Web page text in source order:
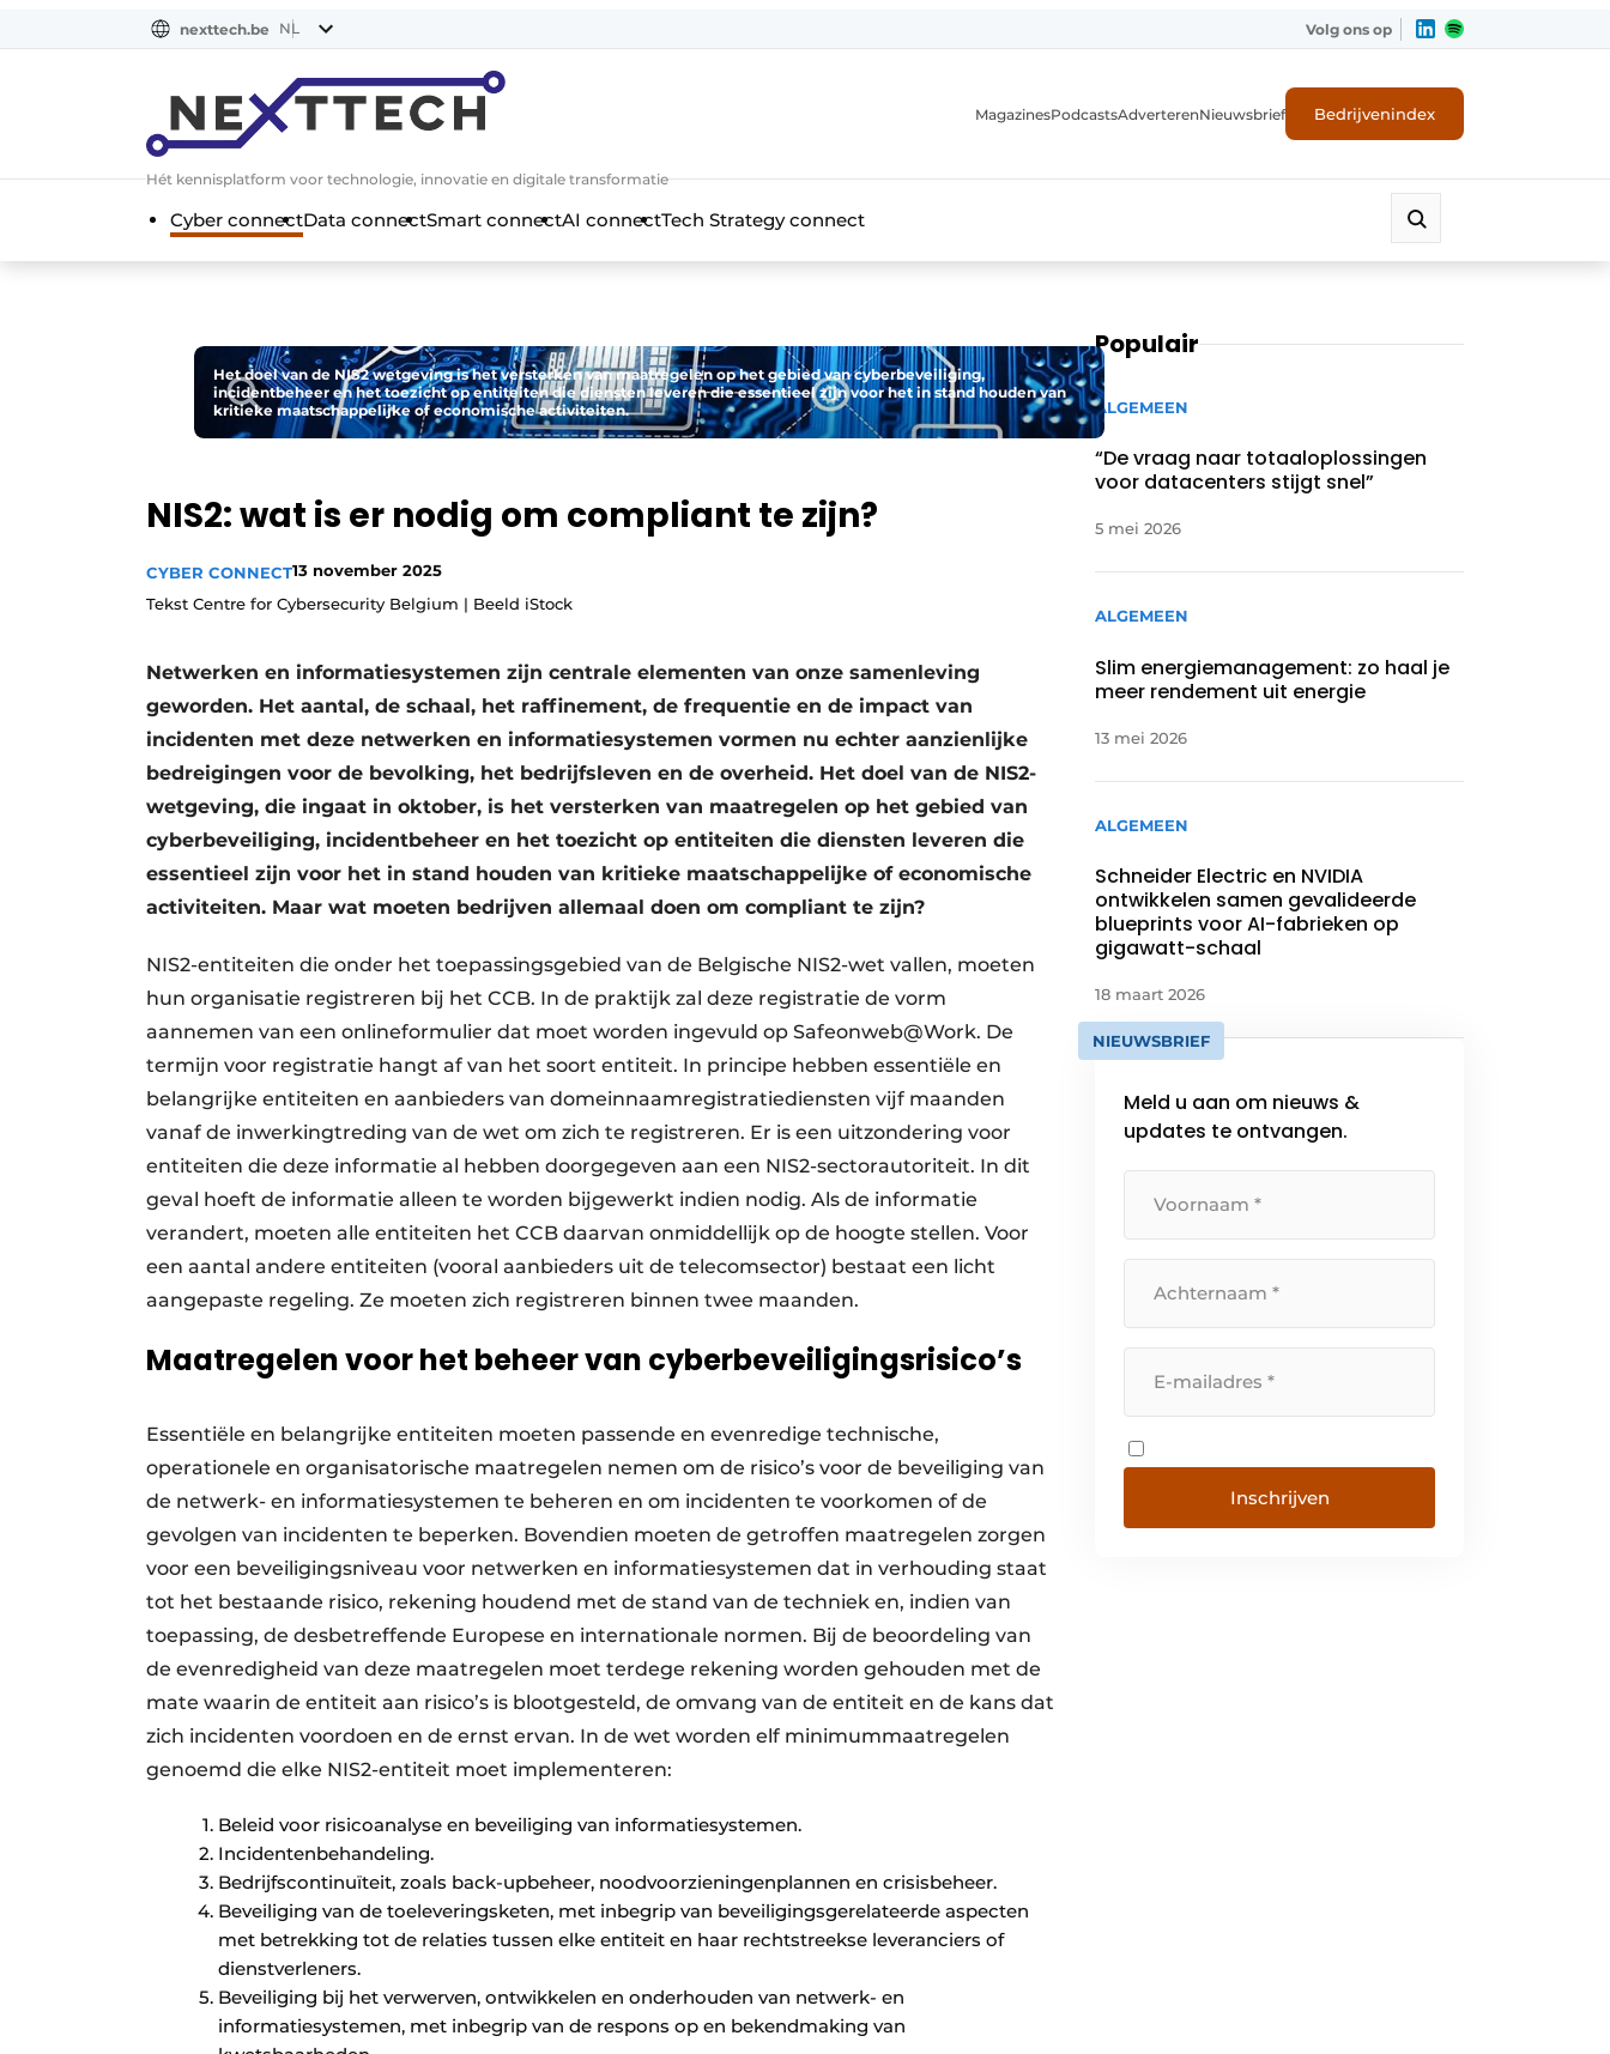
nexttech.be NL Volg ons op
Hét kennisplatform voor technologie, innovatie en digitale transformatie
MagazinesPodcastsAdverterenNieuwsbrief Bedrijvenindex
Cyber connectData connectSmart connectAI connectTech Strategy connect
Het doel van de NIS2 wetgeving is het versterken van maatregelen op het gebied van cyberbeveiliging,
incidentbeheer en het toezicht op entiteiten die diensten leveren die essentieel zijn voor het in stand houden van
kritieke maatschappelijke of economische activiteiten.
NIS2: wat is er nodig om compliant te zijn?
CYBER CONNECT13 november 2025
Tekst Centre for Cybersecurity Belgium | Beeld iStock
Netwerken en informatiesystemen zijn centrale elementen van onze samenleving
geworden. Het aantal, de schaal, het raffinement, de frequentie en de impact van
incidenten met deze netwerken en informatiesystemen vormen nu echter aanzienlijke
bedreigingen voor de bevolking, het bedrijfsleven en de overheid. Het doel van de NIS2-
wetgeving, die ingaat in oktober, is het versterken van maatregelen op het gebied van
cyberbeveiliging, incidentbeheer en het toezicht op entiteiten die diensten leveren die
essentieel zijn voor het in stand houden van kritieke maatschappelijke of economische
activiteiten. Maar wat moeten bedrijven allemaal doen om compliant te zijn?
NIS2-entiteiten die onder het toepassingsgebied van de Belgische NIS2-wet vallen, moeten
hun organisatie registreren bij het CCB. In de praktijk zal deze registratie de vorm
aannemen van een onlineformulier dat moet worden ingevuld op Safeonweb@Work. De
termijn voor registratie hangt af van het soort entiteit. In principe hebben essentiële en
belangrijke entiteiten en aanbieders van domeinnaamregistratiediensten vijf maanden
vanaf de inwerkingtreding van de wet om zich te registreren. Er is een uitzondering voor
entiteiten die deze informatie al hebben doorgegeven aan een NIS2-sectorautoriteit. In dit
geval hoeft de informatie alleen te worden bijgewerkt indien nodig. Als de informatie
verandert, moeten alle entiteiten het CCB daarvan onmiddellijk op de hoogte stellen. Voor
een aantal andere entiteiten (vooral aanbieders uit de telecomsector) bestaat een licht
aangepaste regeling. Ze moeten zich registreren binnen twee maanden.
Maatregelen voor het beheer van cyberbeveiligingsrisico’s
Essentiële en belangrijke entiteiten moeten passende en evenredige technische,
operationele en organisatorische maatregelen nemen om de risico’s voor de beveiliging van
de netwerk- en informatiesystemen te beheren en om incidenten te voorkomen of de
gevolgen van incidenten te beperken. Bovendien moeten de getroffen maatregelen zorgen
voor een beveiligingsniveau voor netwerken en informatiesystemen dat in verhouding staat
tot het bestaande risico, rekening houdend met de stand van de techniek en, indien van
toepassing, de desbetreffende Europese en internationale normen. Bij de beoordeling van
de evenredigheid van deze maatregelen moet terdege rekening worden gehouden met de
mate waarin de entiteit aan risico’s is blootgesteld, de omvang van de entiteit en de kans dat
zich incidenten voordoen en de ernst ervan. In de wet worden elf minimummaatregelen
genoemd die elke NIS2-entiteit moet implementeren:
Beleid voor risicoanalyse en beveiliging van informatiesystemen.
Incidentenbehandeling.
Bedrijfscontinuïteit, zoals back-upbeheer, noodvoorzieningenplannen en crisisbeheer.
Beveiliging van de toeleveringsketen, met inbegrip van beveiligingsgerelateerde aspecten
met betrekking tot de relaties tussen elke entiteit en haar rechtstreekse leveranciers of
dienstverleners.
Beveiliging bij het verwerven, ontwikkelen en onderhouden van netwerk- en
informatiesystemen, met inbegrip van de respons op en bekendmaking van
Populair
ALGEMEEN
“De vraag naar totaaloplossingen
voor datacenters stijgt snel”
5 mei 2026
ALGEMEEN
Slim energiemanagement: zo haal je
meer rendement uit energie
13 mei 2026
ALGEMEEN
Schneider Electric en NVIDIA
ontwikkelen samen gevalideerde
blueprints voor AI-fabrieken op
gigawatt-schaal ​ ​
18 maart 2026
NIEUWSBRIEF
Meld u aan om nieuws &
updates te ontvangen.
Inschrijven